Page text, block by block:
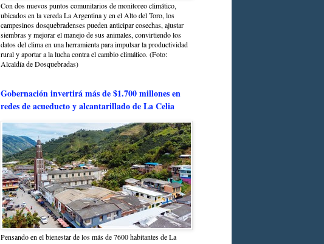
Con dos nuevos puntos comunitarios de monitoreo climático,
ubicados en la vereda La Argentina y en el Alto del Toro, los
campesinos dosquebradenses pueden anticipar cosechas, ajustar
siembras y mejorar el manejo de sus animales, convirtiendo los
datos del clima en una herramienta para impulsar la productividad
rural y aportar a la lucha contra el cambio climático. (Foto:
Alcaldía de Dosquebradas)
Gobernación invertirá más de $1.700 millones en
redes de acueducto y alcantarillado de La Celia
Pensando en el bienestar de los más de 7600 habitantes de La